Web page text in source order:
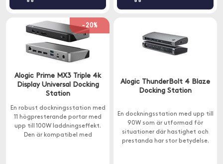
-20%
Alogic Prime MX3 Triple 4k
Display Universal Docking
Station
En robust dockningsstation med
11 högpresterande portar med
upp till 100W laddningseffekt.
Den är kompatibel med
Alogic ThunderBolt 4 Blaze
Docking Station
En dockningsstation med upp till
90W som är utformad för
situationer där hastighet och
prestanda har stor betydelse.